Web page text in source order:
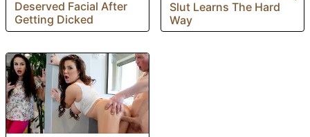
Deserved Facial After
Getting Dicked
Slut Learns The Hard
Way